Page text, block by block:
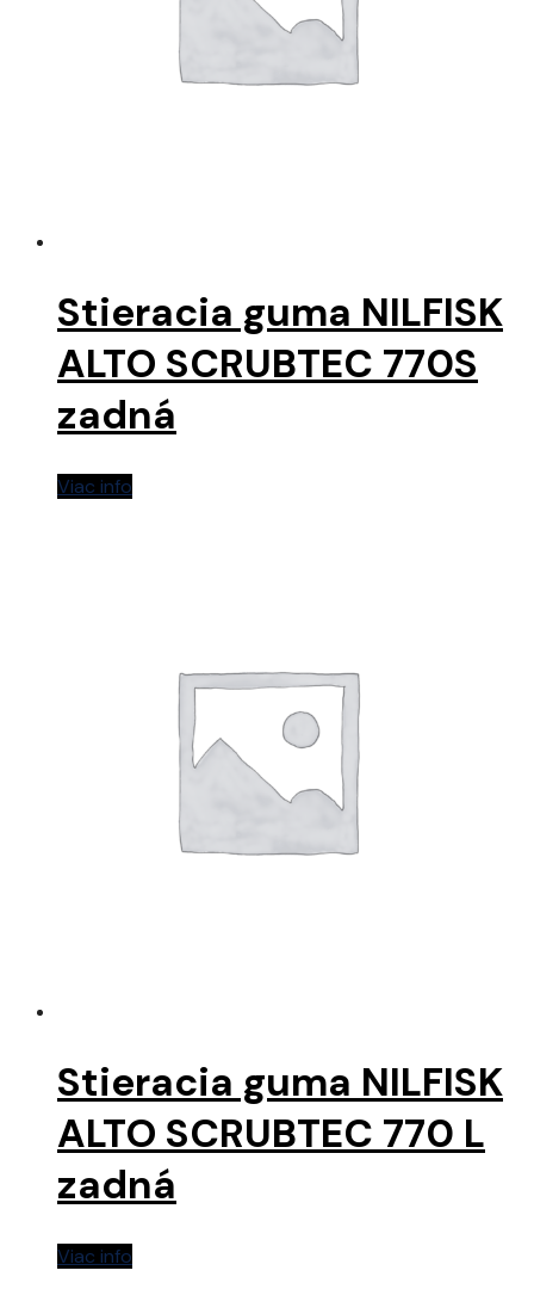
Stieracia guma NILFISK
ALTO SCRUBTEC 770S
zadná
Viac info
Stieracia guma NILFISK
ALTO SCRUBTEC 770 L
zadná
Viac info